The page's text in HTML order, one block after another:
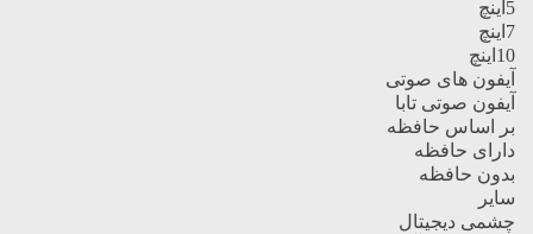
5اینچ
7اینچ
10اینچ
آیفون های صوتی
آیفون صوتی تابا
بر اساس حافظه
دارای حافظه
بدون حافظه
سایر
چشمی دیجیتال